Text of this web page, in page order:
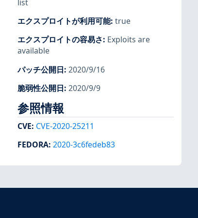
list
エクスプロイトが利用可能: true
エクスプロイトの容易さ: Exploits are
available
パッチ公開日: 2020/9/16
脆弱性公開日: 2020/9/9
参照情報
CVE: CVE-2020-25211
FEDORA: 2020-3c6fedeb83